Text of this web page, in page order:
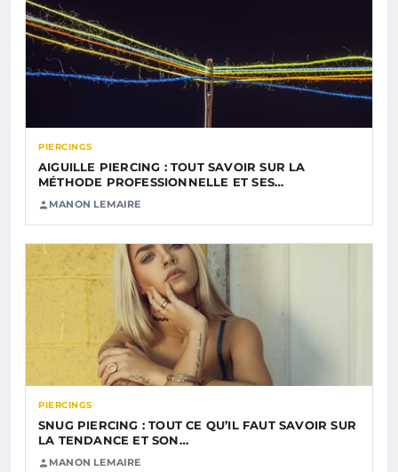
PIERCINGS
AIGUILLE PIERCING : TOUT SAVOIR SUR LA
MÉTHODE PROFESSIONNELLE ET SES…
MANON LEMAIRE
PIERCINGS
SNUG PIERCING : TOUT CE QU’IL FAUT SAVOIR SUR
LA TENDANCE ET SON…
MANON LEMAIRE